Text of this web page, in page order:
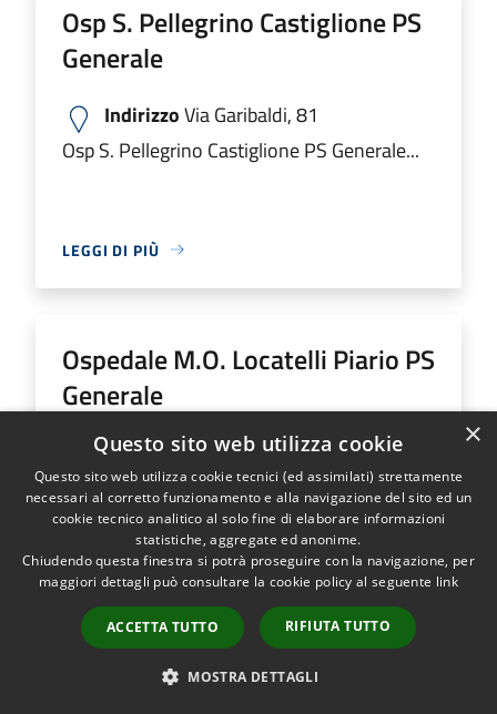
Osp S. Pellegrino Castiglione PS
Generale
IndirizzoVia Garibaldi, 81
Osp S. Pellegrino Castiglione PS Generale...
LEGGI DI PIÙ
Ospedale M.O. Locatelli Piario PS
Generale
IndirizzoVia Groppino, 22
Ospedale M.O. Locatelli Piario PS Generale...
LEGGI DI PIÙ
Ospedale SS Trinità Romano L.
×
Questo sito web utilizza cookie
Questo sito web utilizza cookie tecnici (ed assimilati) strettamente
necessari al corretto funzionamento e alla navigazione del sito ed un
cookie tecnico analitico al solo fine di elaborare informazioni
statistiche, aggregate ed anonime.
Chiudendo questa finestra si potrà proseguire con la navigazione, per
maggiori dettagli può consultare la cookie policy al seguente link
ACCETTA TUTTO RIFIUTA TUTTO
MOSTRA DETTAGLI